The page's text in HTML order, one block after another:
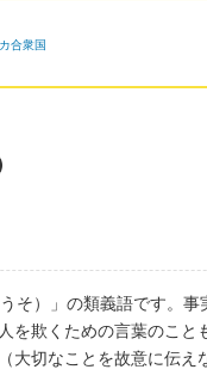
合衆国
そ）」の類義語です。事
を欺くための言葉のこと
大切なことを故意に伝え